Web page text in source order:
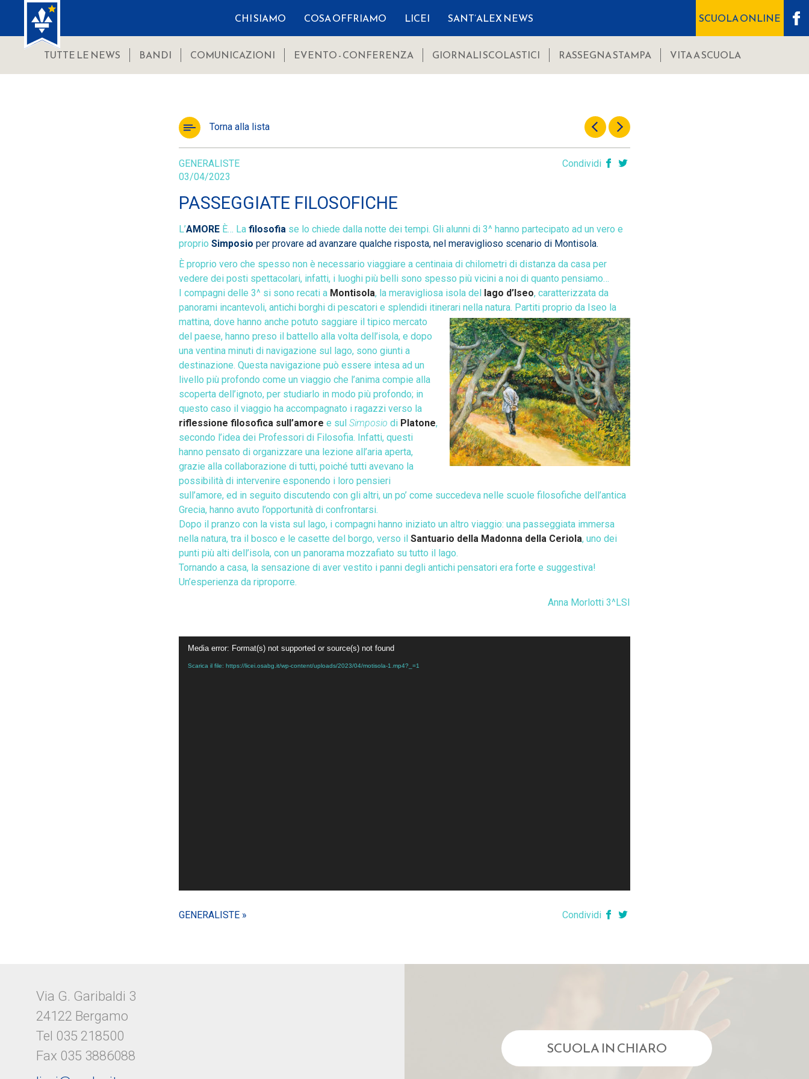
CHI SIAMO COSA OFFRIAMO LICEI SANT’ALEX NEWS SCUOLA ONLINE
TUTTE LE NEWS BANDI COMUNICAZIONI EVENTO - CONFERENZA GIORNALI SCOLASTICI RASSEGNA STAMPA VITA A SCUOLA
Torna alla lista
GENERALISTE
03/04/2023
Condividi
PASSEGGIATE FILOSOFICHE
L’AMORE È… La filosofia se lo chiede dalla notte dei tempi. Gli alunni di 3^ hanno partecipato ad un vero e
proprio Simposio per provare ad avanzare qualche risposta, nel meraviglioso scenario di Montisola.
È proprio vero che spesso non è necessario viaggiare a centinaia di chilometri di distanza da casa per
vedere dei posti spettacolari, infatti, i luoghi più belli sono spesso più vicini a noi di quanto pensiamo…
I compagni delle 3^ si sono recati a Montisola, la meravigliosa isola del lago d’Iseo, caratterizzata da
panorami incantevoli, antichi borghi di pescatori e splendidi itinerari nella natura. Partiti proprio da Iseo la
mattina, dove hanno anche potuto saggiare il tipico mercato
del paese, hanno preso il battello alla volta dell’isola, e dopo
una ventina minuti di navigazione sul lago, sono giunti a
destinazione. Questa navigazione può essere intesa ad un
livello più profondo come un viaggio che l’anima compie alla
scoperta dell’ignoto, per studiarlo in modo più profondo; in
questo caso il viaggio ha accompagnato i ragazzi verso la
riflessione filosofica sull’amore e sul Simposio di Platone,
secondo l’idea dei Professori di Filosofia. Infatti, questi
hanno pensato di organizzare una lezione all’aria aperta,
grazie alla collaborazione di tutti, poiché tutti avevano la
possibilità di intervenire esponendo i loro pensieri
sull’amore, ed in seguito discutendo con gli altri, un po’ come succedeva nelle scuole filosofiche dell’antica
Grecia, hanno avuto l’opportunità di confrontarsi.
Dopo il pranzo con la vista sul lago, i compagni hanno iniziato un altro viaggio: una passeggiata immersa
nella natura, tra il bosco e le casette del borgo, verso il Santuario della Madonna della Ceriola, uno dei
punti più alti dell’isola, con un panorama mozzafiato su tutto il lago.
Tornando a casa, la sensazione di aver vestito i panni degli antichi pensatori era forte e suggestiva!
Un’esperienza da riproporre.
Anna Morlotti 3^LSI
Media error: Format(s) not supported or source(s) not found
Scarica il file: https://licei.osabg.it/wp-content/uploads/2023/04/motisola-1.mp4?_=1
GENERALISTE » Condividi
Via G. Garibaldi 3
24122 Bergamo
Tel 035 218500
Fax 035 3886088
SCUOLA IN CHIARO